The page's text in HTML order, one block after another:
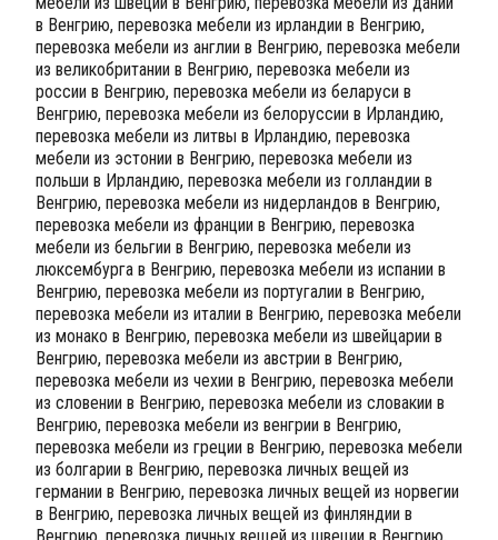
в Венгрию, перевозка мебели из ирландии в Венгрию,
перевозка мебели из англии в Венгрию, перевозка мебели
из великобритании в Венгрию, перевозка мебели из
россии в Венгрию, перевозка мебели из беларуси в
Венгрию, перевозка мебели из белоруссии в Ирландию,
перевозка мебели из литвы в Ирландию, перевозка
мебели из эстонии в Венгрию, перевозка мебели из
польши в Ирландию, перевозка мебели из голландии в
Венгрию, перевозка мебели из нидерландов в Венгрию,
перевозка мебели из франции в Венгрию, перевозка
мебели из бельгии в Венгрию, перевозка мебели из
люксембурга в Венгрию, перевозка мебели из испании в
Венгрию, перевозка мебели из португалии в Венгрию,
перевозка мебели из италии в Венгрию, перевозка мебели
из монако в Венгрию, перевозка мебели из швейцарии в
Венгрию, перевозка мебели из австрии в Венгрию,
перевозка мебели из чехии в Венгрию, перевозка мебели
из словении в Венгрию, перевозка мебели из словакии в
Венгрию, перевозка мебели из венгрии в Венгрию,
перевозка мебели из греции в Венгрию, перевозка мебели
из болгарии в Венгрию, перевозка личных вещей из
германии в Венгрию, перевозка личных вещей из норвегии
в Венгрию, перевозка личных вещей из финляндии в